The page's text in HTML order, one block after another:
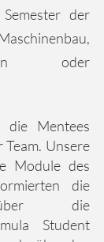
der
oder
die Mentees
Unsere
Module des
die
über die
Student